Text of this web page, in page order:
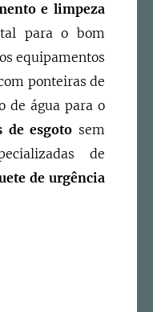
e limpeza
para o bom
equipamentos
ponteiras de
de água para o
de esgoto sem
de
de urgência